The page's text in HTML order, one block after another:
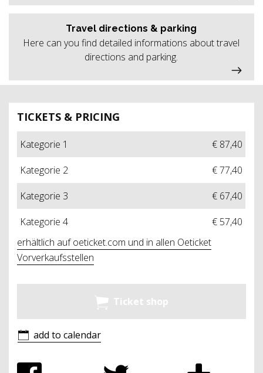
TICKETS & PRICING
Kategorie 1
€ 87,40
Kategorie 2
€ 77,40
Kategorie 3
€ 67,40
Kategorie 4
€ 57,40
erhältlich auf oeticket.com und in allen Oeticket
Vorverkaufsstellen
Ticket shop
add to calendar
Travel directions & parking
Here can you find detailed informations about travel
directions and parking.